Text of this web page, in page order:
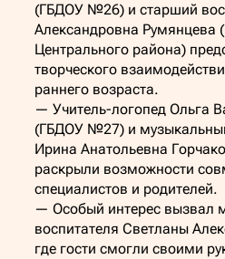
(ГБДОУ №26) и старший
Александровна
Центрального района)
творческого
раннего возраста.
— Учитель-логопед Ольга
(ГБДОУ №27) и
Ирина Анатольевна
раскрыли возможности
специалистов и родителей.
— Особый интерес вызвал
воспитателя Светланы
где гости смогли своими